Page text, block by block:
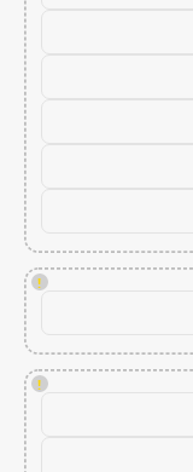
!
!